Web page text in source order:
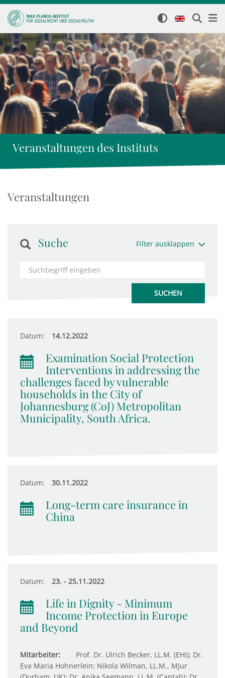
Veranstaltungen des Instituts
Veranstaltungen
Suche Filter ausklappen
Datum: 14.12.2022
Examination Social Protection
Interventions in addressing the
challenges faced by vulnerable
households in the City of
Johannesburg (CoJ) Metropolitan
Municipality, South Africa.
Datum: 30.11.2022
Long-term care insurance in
China
Datum: 23. - 25.11.2022
Life in Dignity - Minimum
Income Protection in Europe
and Beyond
Mitarbeiter:
Prof. Dr. Ulrich Becker, LL.M. (EHI); Dr.
Eva Maria Hohnerlein; Nikola Wilman, LL.M., MJur